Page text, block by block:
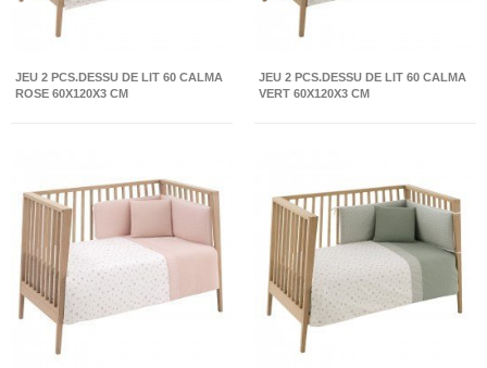
JEU 2 PCS.DESSU DE LIT 60 CALMA
ROSE 60X120X3 CM
JEU 2 PCS.DESSU DE LIT 60 CALMA
VERT 60X120X3 CM